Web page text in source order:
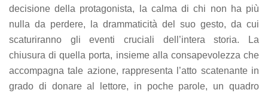
decisione della protagonista, la calma di chi non ha più
nulla da perdere, la drammaticità del suo gesto, da cui
scaturiranno gli eventi cruciali dell’intera storia. La
chiusura di quella porta, insieme alla consapevolezza che
accompagna tale azione, rappresenta l’atto scatenante in
grado di donare al lettore, in poche parole, un quadro